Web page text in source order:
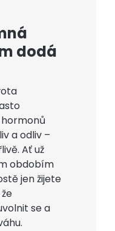
dodá
a odliv –
Ať už
obdobím
jen žijete
se a